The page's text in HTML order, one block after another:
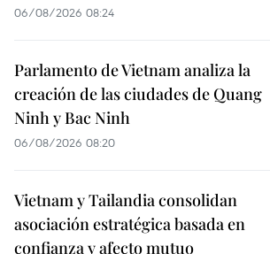
06/08/2026 08:24
Parlamento de Vietnam analiza la
creación de las ciudades de Quang
Ninh y Bac Ninh
06/08/2026 08:20
Vietnam y Tailandia consolidan
asociación estratégica basada en
confianza y afecto mutuo